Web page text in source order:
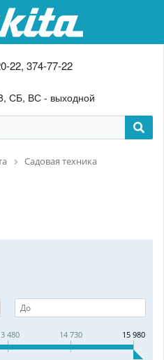
22, 374-77-22
СБ, ВС - выходной
Садовая техника
480 14 730 15 980